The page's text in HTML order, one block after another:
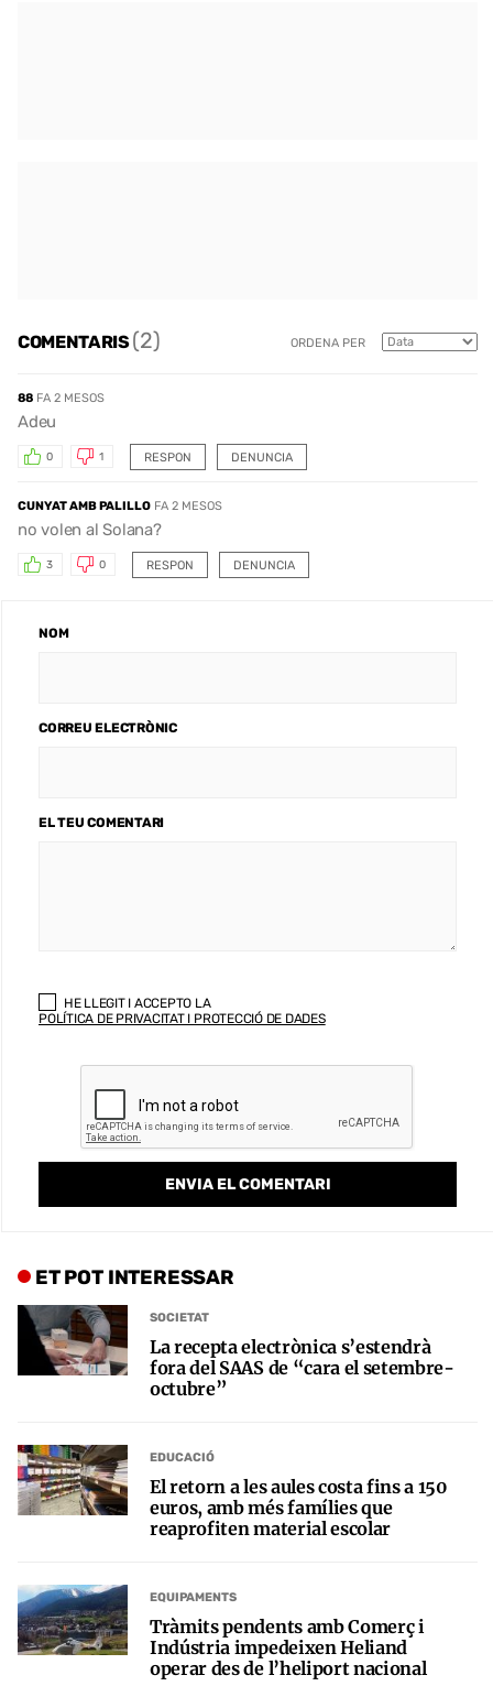
COMENTARIS(2) ORDENA PER
88 FA 2 MESOS
Adeu
RESPON
0 1 DENUNCIA
CUNYAT AMB PALILLO FA 2 MESOS
no volen al Solana?
RESPON
3 0 DENUNCIA
NOM
CORREU ELECTRÒNIC
EL TEU COMENTARI
HE LLEGIT I ACCEPTO LA
POLÍTICA DE PRIVACITAT I PROTECCIÓ DE DADES
ET POT INTERESSAR
SOCIETAT
La recepta electrònica s’estendrà
fora del SAAS de “cara el setembre-
octubre”
EDUCACIÓ
El retorn a les aules costa fins a 150
euros, amb més famílies que
reaprofiten material escolar
EQUIPAMENTS
Tràmits pendents amb Comerç i
Indústria impedeixen Heliand
operar des de l’heliport nacional